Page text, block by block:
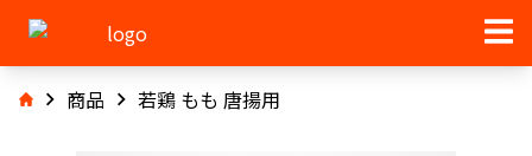
商品 若鶏 もも 唐揚用